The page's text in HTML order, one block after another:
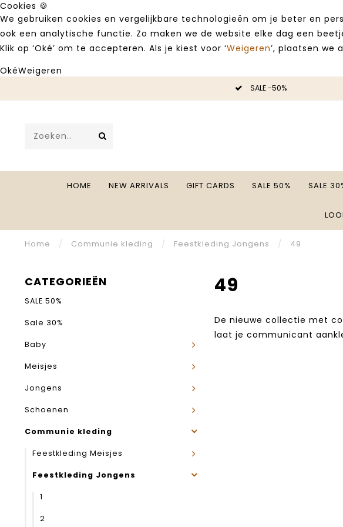
Cookies 🍪
We gebruiken cookies en vergelijkbare technologieën om je beter en
ook een analytische functie. Zo maken we de website elke dag een
Klik op ‘Oké’ om te accepteren. Als je kiest voor ‘Weigeren’, plaatsen we
OkéWeigeren
SALE -50%
HOME NEW ARRIVALS GIFT CARDS SALE 50% SALE
Home / Communie kleding / Feestkleding Jongens / 49
CATEGORIEËN
SALE 50%
Sale 30%
Baby
Meisjes
Jongens
Schoenen
Communie kleding
Feestkleding Meisjes
Feestkleding Jongens
1
2
49
De nieuwe collectie met
laat je communicant